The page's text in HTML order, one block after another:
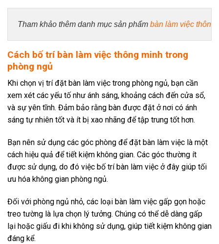
Tham khảo thêm danh mục sản phẩm bàn làm việc thông
Cách bố trí bàn làm việc thông minh trong
phòng ngủ
Khi chọn vị trí đặt bàn làm việc trong phòng ngủ, bạn cần
xem xét các yếu tố như ánh sáng, khoảng cách đến cửa sổ,
và sự yên tĩnh. Đảm bảo rằng bàn được đặt ở nơi có ánh
sáng tự nhiên tốt và ít bị xao nhãng để tập trung tốt hơn.
Bạn nên sử dụng các góc phòng để đặt bàn làm việc là một
cách hiệu quả để tiết kiệm không gian. Các góc thường ít
được sử dụng, do đó việc bố trí bàn làm việc ở đây giúp tối
ưu hóa không gian phòng ngủ.
Đối với phòng ngủ nhỏ, các loại bàn làm việc gấp gọn hoặc
treo tường là lựa chọn lý tưởng. Chúng có thể dễ dàng gấp
lại hoặc giấu đi khi không sử dụng, giúp tiết kiệm không gian
đáng kể.